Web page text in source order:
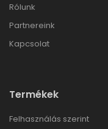
Rólunk
Partnereink
Kapcsolat
Termékek
Felhasználás szerint